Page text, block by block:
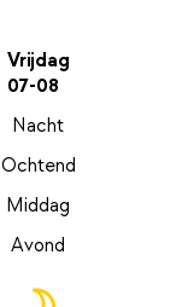
Vrijdag
07-08
Nacht
Ochtend
Middag
Avond